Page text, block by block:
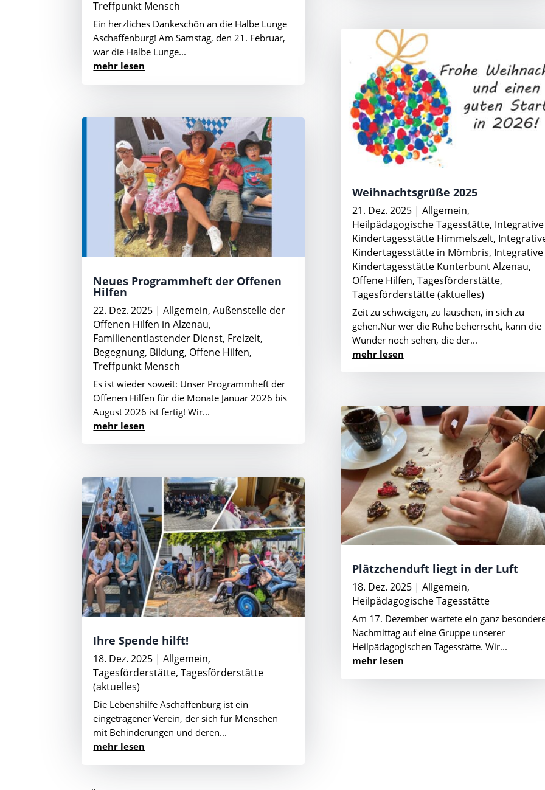
Treffpunkt Mensch
Ein herzliches Dankeschön an die Halbe Lunge
Aschaffenburg! Am Samstag, den 21. Februar,
war die Halbe Lunge...
mehr lesen
Neues Programmheft der Offenen
Hilfen
22. Dez. 2025 |Allgemein,Außenstelle der
Offenen Hilfen in Alzenau,
Familienentlastender Dienst, Freizeit,
Begegnung, Bildung, Offene Hilfen,
Treffpunkt Mensch
Es ist wieder soweit: Unser Programmheft der
Offenen Hilfen für die Monate Januar 2026 bis
August 2026 ist fertig! Wir...
mehr lesen
Ihre Spende hilft!
18. Dez. 2025 |Allgemein,
Tagesförderstätte,Tagesförderstätte
(aktuelles)
Die Lebenshilfe Aschaffenburg ist ein
eingetragener Verein, der sich für Menschen
mit Behinderungen und deren...
mehr lesen
Weihnachtsgrüße 2025
21. Dez. 2025| Allgemein,
Heilpädagogische Tagesstätte, Integrative
Kindertagesstätte Himmelszelt,
Kindertagesstätte in Mömbris, Integrative
Kindertagesstätte Kunterbunt Alzenau,
Offene Hilfen, Tagesförderstätte,
Tagesförderstätte (aktuelles)
Zeit zu schweigen, zu lauschen, in sich zu
gehen.Nur wer die Ruhe beherrscht, kann die
Wunder noch sehen, die der...
mehr lesen
Plätzchenduft liegt in der Luft
18. Dez. 2025| Allgemein,
Heilpädagogische Tagesstätte
Am 17. Dezember wartete ein ganz
Nachmittag auf eine Gruppe unserer
Heilpädagogischen Tagesstätte. Wir...
mehr lesen